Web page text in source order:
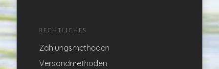
RECHTLICHES
Zahlungsmethoden
Versandmethoden